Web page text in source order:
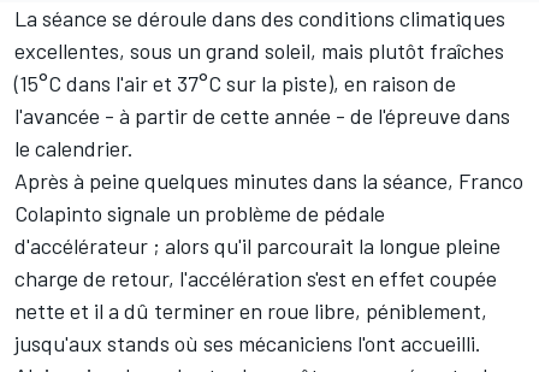
La séance se déroule dans des conditions climatiques
excellentes, sous un grand soleil, mais plutôt fraîches
(15°C dans l'air et 37°C sur la piste), en raison de
l'avancée - à partir de cette année - de l'épreuve dans
le calendrier.
Après à peine quelques minutes dans la séance, Franco
Colapinto signale un problème de pédale
d'accélérateur ; alors qu'il parcourait la longue pleine
charge de retour, l'accélération s'est en effet coupée
nette et il a dû terminer en roue libre, péniblement,
jusqu'aux stands où ses mécaniciens l'ont accueilli.